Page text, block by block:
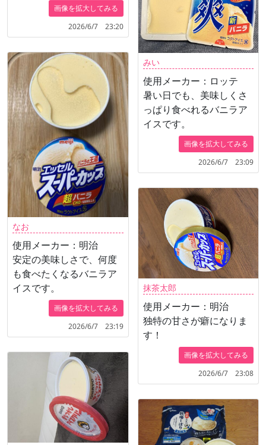
画像を拡大してみる
2026/6/7 23:20
なお
使用メーカー：明治
安定の美味しさで、何度
も食べたくなるバニラア
イスです。
画像を拡大してみる
2026/6/7 23:19
みい
使用メーカー：ロッテ
暑い日でも、美味しくさ
っぱり食べれるバニラア
イスです。
画像を拡大してみる
2026/6/7 23:09
抹茶太郎
使用メーカー：明治
独特の甘さが癖になりま
す！
画像を拡大してみる
2026/6/7 23:08